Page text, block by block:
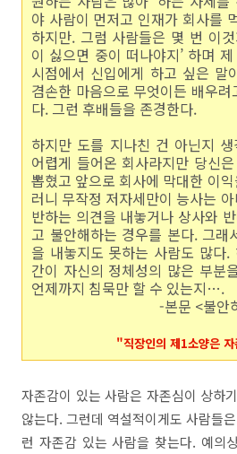
야 사람이 먼저고 인재가 회사를
하지만. 그럼 사람들은 몇 번 이
이 싫으면 중이 떠나야지’ 하며
시점에서 신입에게 하고 싶은 말
겸손한 마음으로 무엇이든 배우
다. 그런 후배들을 존경한다.
하지만 도를 지나친 건 아닌지
어렵게 들어온 회사라지만 당신
뽑혔고 앞으로 회사에 막대한 이
러니 무작정 저자세만이 능사는
반하는 의견을 내놓거나 상사와
고 불안해하는 경우를 본다. 그래
을 내놓지도 못하는 사람도 많다.
간이 자신의 정체성의 많은 부분
언제까지 침묵만 할 수 있는지….
-본문 <불안
"직장인의 제1소양은
자존감이 있는 사람은 자존심이 상하
않는다. 그런데 역설적이게도 사람들
런 자존감 있는 사람을 찾는다. 예의